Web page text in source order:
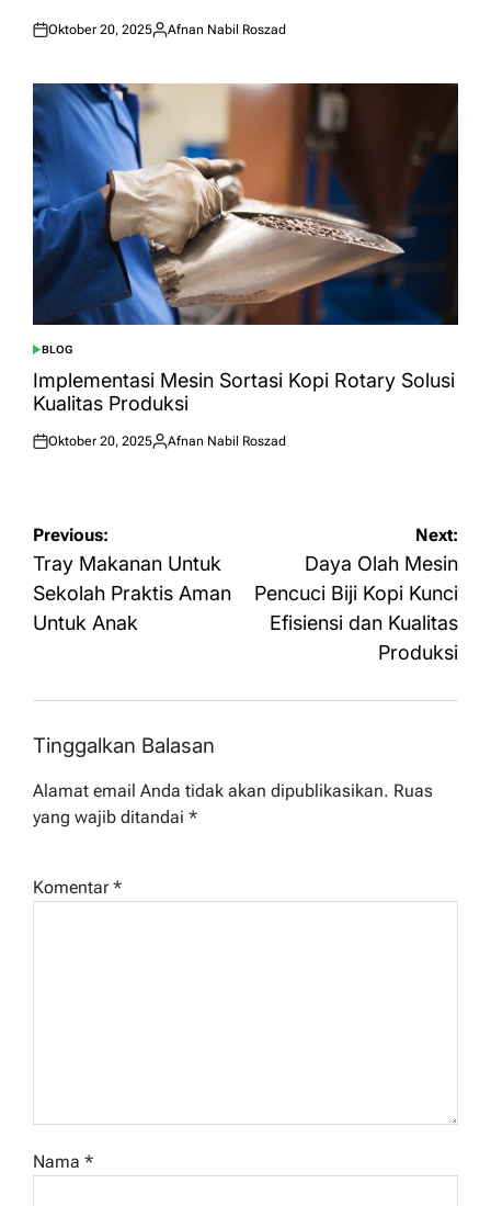
Posted
Oktober 20, 2025
Posted
Afnan Nabil Roszad
POSTED
IN
BLOG
Implementasi Mesin Sortasi Kopi Rotary Solusi
Kualitas Produksi
Posted
Oktober 20, 2025
Posted
Afnan Nabil Roszad
Navigasi
pos
Previous:
Tray Makanan Untuk
Sekolah Praktis Aman
Untuk Anak
Next:
Daya Olah Mesin
Pencuci Biji Kopi Kunci
Efisiensi dan Kualitas
Produksi
Tinggalkan Balasan
Alamat email Anda tidak akan dipublikasikan. Ruas
yang wajib ditandai *
Komentar*
Nama *